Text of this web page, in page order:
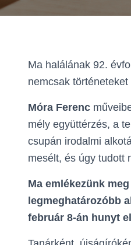
Ma halálának 92.
nemcsak
Móra Ferenc
mély együttérzés, a
csupán irodalmi
mesélt, és úgy tudott
Ma emlékezünk
legmeghatározóbb
február 8-án hunyt